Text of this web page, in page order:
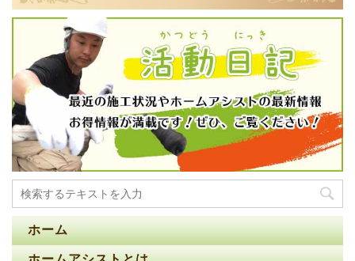
ホーム